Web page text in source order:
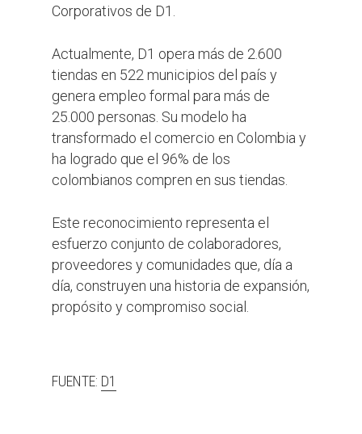
Corporativos de D1.
Actualmente, D1 opera más de 2.600
tiendas en 522 municipios del país y
genera empleo formal para más de
25.000 personas. Su modelo ha
transformado el comercio en Colombia y
ha logrado que el 96% de los
colombianos compren en sus tiendas.
Este reconocimiento representa el
esfuerzo conjunto de colaboradores,
proveedores y comunidades que, día a
día, construyen una historia de expansión,
propósito y compromiso social.
FUENTE: D1